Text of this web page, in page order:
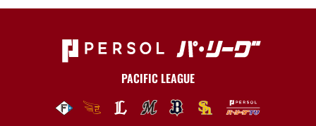
PACIFIC LEAGUE